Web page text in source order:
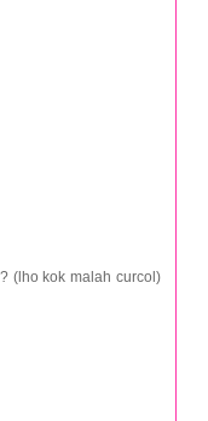
(lho kok malah curcol)